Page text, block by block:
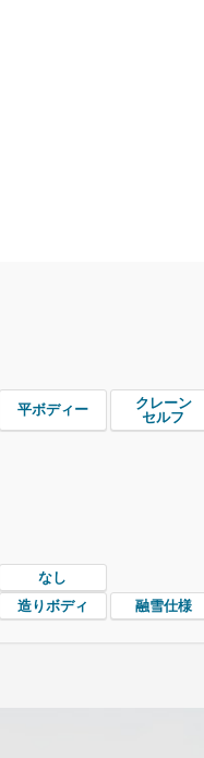
平ボディー
クレーン
セルフ
なし
造りボディ 融雪仕様